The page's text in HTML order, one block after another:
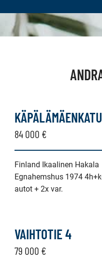
84 000 €
Finland Ikaalinen Hakala
Egnahemshus 1974
autot + 2x var.
VAIHTOTIE 4
79 000 €